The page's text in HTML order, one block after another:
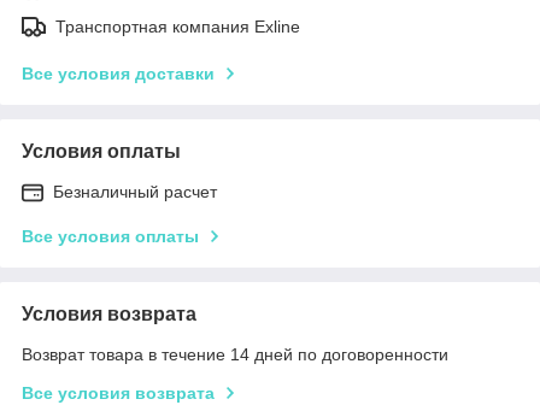
Транспортная компания Exline
Все условия доставки
Условия оплаты
Безналичный расчет
Все условия оплаты
Условия возврата
Возврат товара в течение 14 дней по договоренности
Все условия возврата